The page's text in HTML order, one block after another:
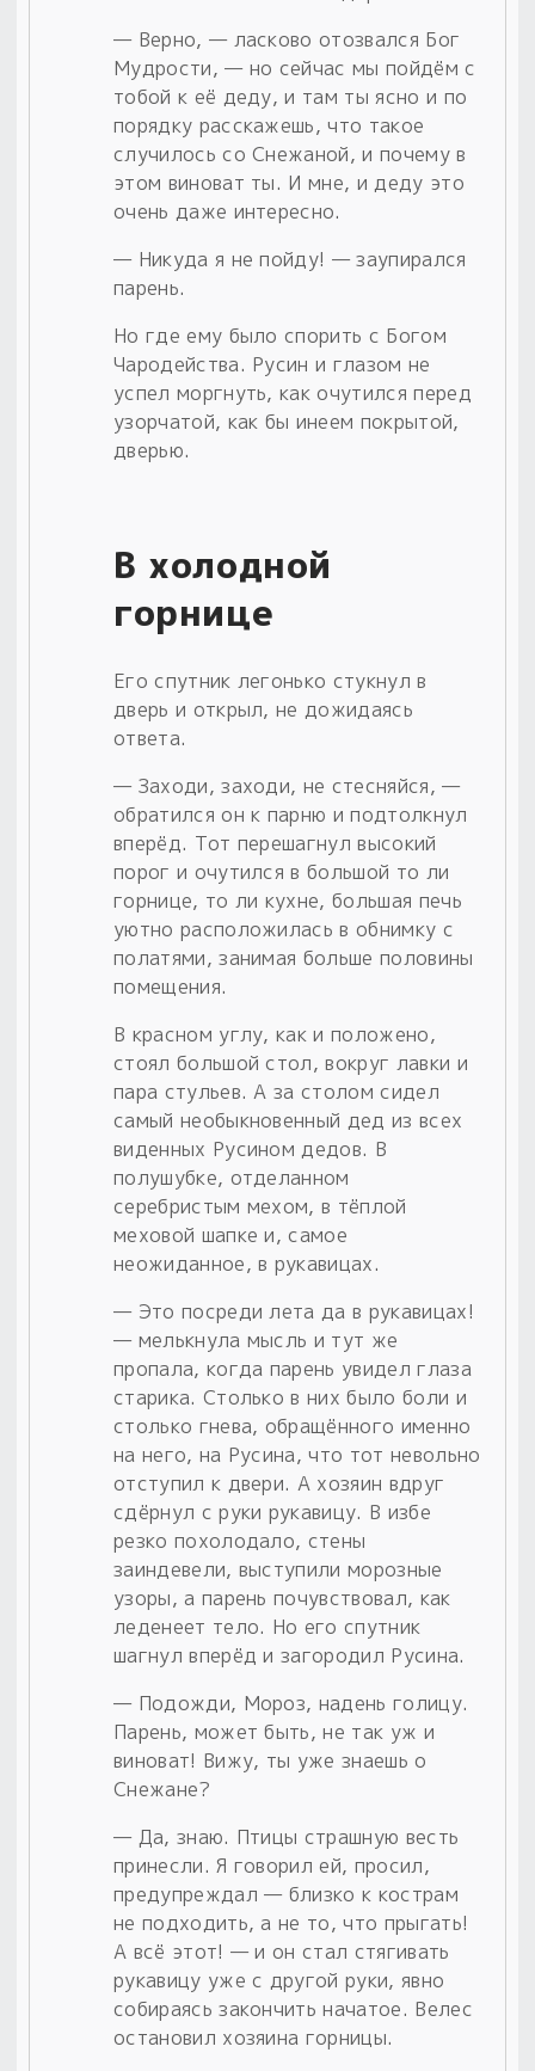
— Верно, — ласково отозвался Бог
Мудрости, — но сейчас мы пойдём с
тобой к её деду, и там ты ясно и по
порядку расскажешь, что такое
случилось со Снежаной, и почему в
этом виноват ты. И мне, и деду это
очень даже интересно.
— Никуда я не пойду! — заупирался
парень.
Но где ему было спорить с Богом
Чародейства. Русин и глазом не
успел моргнуть, как очутился перед
узорчатой, как бы инеем покрытой,
дверью.
В холодной
горнице
Его спутник легонько стукнул в
дверь и открыл, не дожидаясь
ответа.
— Заходи, заходи, не стесняйся, —
обратился он к парню и подтолкнул
вперёд. Тот перешагнул высокий
порог и очутился в большой то ли
горнице, то ли кухне, большая печь
уютно расположилась в обнимку с
полатями, занимая больше половины
помещения.
В красном углу, как и положено,
стоял большой стол, вокруг лавки и
пара стульев. А за столом сидел
самый необыкновенный дед из всех
виденных Русином дедов. В
полушубке, отделанном
серебристым мехом, в тёплой
меховой шапке и, самое
неожиданное, в рукавицах.
— Это посреди лета да в рукавицах!
— мелькнула мысль и тут же
пропала, когда парень увидел глаза
старика. Столько в них было боли и
столько гнева, обращённого именно
на него, на Русина, что тот невольно
отступил к двери. А хозяин вдруг
сдёрнул с руки рукавицу. В избе
резко похолодало, стены
заиндевели, выступили морозные
узоры, а парень почувствовал, как
леденеет тело. Но его спутник
шагнул вперёд и загородил Русина.
— Подожди, Мороз, надень голицу.
Парень, может быть, не так уж и
виноват! Вижу, ты уже знаешь о
Снежане?
— Да, знаю. Птицы страшную весть
принесли. Я говорил ей, просил,
предупреждал — близко к кострам
не подходить, а не то, что прыгать!
А всё этот! — и он стал стягивать
рукавицу уже с другой руки, явно
собираясь закончить начатое. Велес
остановил хозяина горницы.